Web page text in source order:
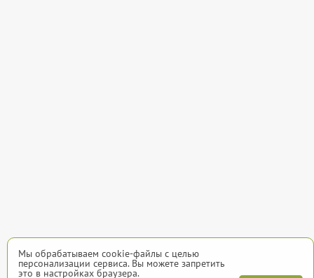
Мы обрабатываем cookie-файлы с целью
персонализации сервиса. Вы можете запретить
это в настройках браузера.